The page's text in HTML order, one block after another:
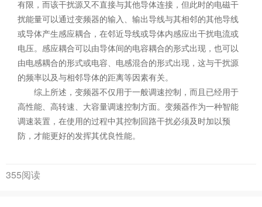
有限，而该干扰源又不直接与其他导体连接，但此时的电磁干
扰能量可以通过变频器的输入、输出导线与其相邻的其他导线
或导体产生感应耦合，在邻近导线或导体内感应出干扰电流或
电压。感应耦合可以由导体间的电容耦合的形式出现，也可以
由电感耦合的形式或电容、电感混合的形式出现，这与干扰源
的频率以及与相邻导体的距离等因素有关。
综上所述，变频器不仅用于一般调速控制，而且已经用于
高性能、高转速、大容量调速控制方面。变频器作为一种智能
调速装置，在使用的过程中其控制回路干扰必须及时加以预
防，才能更好的发挥其优良性能。
355阅读